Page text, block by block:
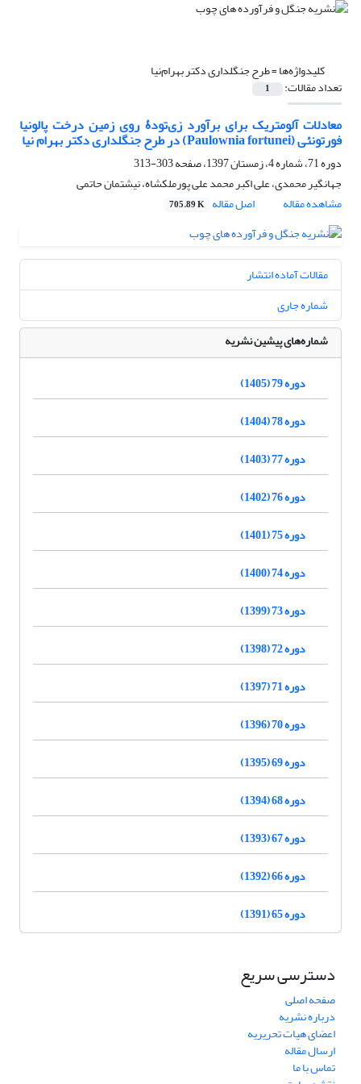
کلیدواژه‌ها =طرح جنگلداری دکتر بهرام‌نیا
تعداد مقالات: 1
معادلات آلومتریک برای برآورد زی‌تودۀ روی زمین درخت پالونیا
فورتونئی (Paulownia fortunei) در طرح جنگلداری دکتر بهرام نیا
دوره 71، شماره 4، زمستان 1397، صفحه
303-313
جهانگیر محمدی، علی اکبر محمد علی پورملکشاه، نیشتمان حاتمی
مشاهده مقاله
اصل مقاله 705.89 K
مقالات آماده انتشار
شماره جاری
شماره‌های پیشین نشریه
دوره 79 (1405)
دوره 78 (1404)
دوره 77 (1403)
دوره 76 (1402)
دوره 75 (1401)
دوره 74 (1400)
دوره 73 (1399)
دوره 72 (1398)
دوره 71 (1397)
دوره 70 (1396)
دوره 69 (1395)
دوره 68 (1394)
دوره 67 (1393)
دوره 66 (1392)
دوره 65 (1391)
دسترسی سریع
صفحه اصلی
درباره نشریه
اعضای هیات تحریریه
ارسال مقاله
تماس با ما